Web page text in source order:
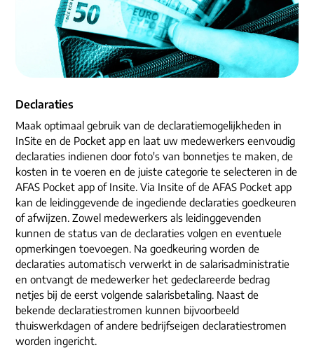
Declaraties
Maak optimaal gebruik van de declaratiemogelijkheden in
InSite en de Pocket app en laat uw medewerkers eenvoudig
declaraties indienen door foto's van bonnetjes te maken, de
kosten in te voeren en de juiste categorie te selecteren in de
AFAS Pocket app of Insite. Via Insite of de AFAS Pocket app
kan de leidinggevende de ingediende declaraties goedkeuren
of afwijzen. Zowel medewerkers als leidinggevenden
kunnen de status van de declaraties volgen en eventuele
opmerkingen toevoegen. Na goedkeuring worden de
declaraties automatisch verwerkt in de salarisadministratie
en ontvangt de medewerker het gedeclareerde bedrag
netjes bij de eerst volgende salarisbetaling. Naast de
bekende declaratiestromen kunnen bijvoorbeeld
thuiswerkdagen of andere bedrijfseigen declaratiestromen
worden ingericht.